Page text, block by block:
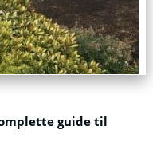
guide til